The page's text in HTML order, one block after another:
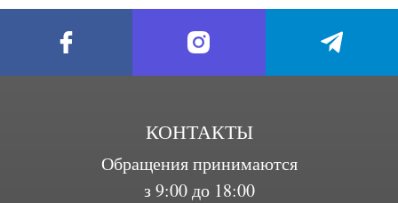
КОНТАКТЫ
Обращения принимаются
з 9:00 до 18:00